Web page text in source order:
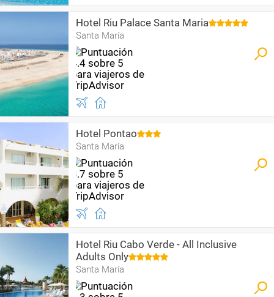
Hotel Riu Palace Santa Maria
Santa María
Hotel Pontao
Santa María
Hotel Riu Cabo Verde - All Inclusive
Adults Only
Santa María